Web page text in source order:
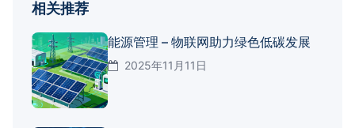
相关推荐
能源管理 – 物联网助力绿色低碳发展
2025年11月11日